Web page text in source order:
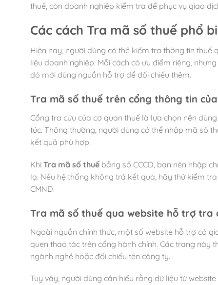
thuế, còn doanh nghiệp kiểm tra để phục vụ giao
Các cách Tra mã số thuế phổ
Hiện nay, người dùng có thể kiểm tra thông tin
liệu doanh nghiệp. Mỗi cách có ưu điểm riêng,
đó mới dùng nguồn hỗ trợ để đối chiếu thêm.
Tra mã số thuế trên cổng thông tin
Cổng tra cứu của cơ quan thuế là lựa chọn nên
túc. Thông thường, người dùng có thể nhập mã số
kết quả phù hợp.
Khi Tra mã số thuế bằng số CCCD, bạn nên nhập
lạ. Nếu hệ thống không trả kết quả, hãy thử kiểm
CMND.
Tra mã số thuế qua website hỗ trợ tra
Ngoài nguồn chính thức, một số website hỗ trợ có
quen thao tác trên cổng hành chính. Các trang này
ngành nghề hoặc đối chiếu tên công ty.
Tuy vậy, người dùng cần hiểu rằng dữ liệu từ